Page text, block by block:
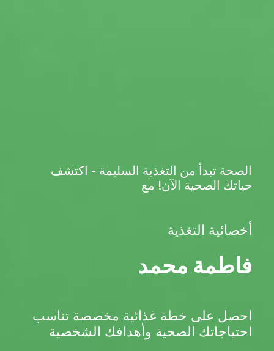
الصحة تبدأ من التغذية السليمة - اكتشف
حياتك الصحية الآن! مع
أخصائية التغذية
فاطمة محمد
احصل على خطة غذائية مخصصة تناسب
احتياجاتك الصحية وأهدافك الشخصية